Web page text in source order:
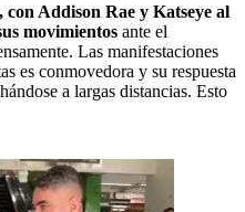
Addison Rae y Katseye al
movimientos ante el
Las manifestaciones
es conmovedora y su respuesta
a largas distancias. Esto